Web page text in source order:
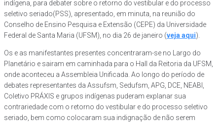
indígena, para debater sobre o retorno do vestibular e do processo
seletivo seriado(PSS), apresentado, em minuta, na reunião do
Conselho de Ensino Pesquisa e Extensão (CEPE) da Universidade
Federal de Santa Maria (UFSM), no dia 26 de janeiro (veja aqui).
Os e as manifestantes presentes concentraram-se no Largo do
Planetário e sairam em caminhada para o Hall da Reitoria da UFSM,
onde aconteceu a Assembleia Unificada. Ao longo do período de
debates representantes da Assufsm, Sedufsm, APG, DCE, NEABI,
Coletivo PRÁXIS e grupos indígenas puderam explanar sua
contrariedade com o retorno do vestibular e do processo seletivo
seriado, bem como colocaram sua indignação de não serem